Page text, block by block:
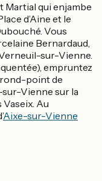
Martial qui enjambe
d’Aine et le
Vous
Bernardaud,
sur-Vienne.
empruntez
rond-point de
sur-Vienne sur la
Vaseix. Au
Aixe-sur-Vienne